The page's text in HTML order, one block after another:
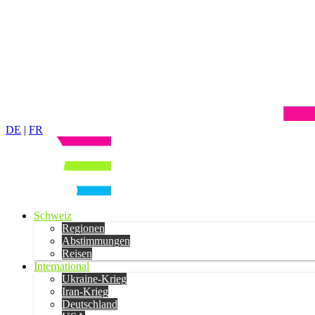
DE | FR
Schweiz
Regionen
Abstimmungen
Reisen
International
Ukraine-Krieg
Iran-Krieg
Deutschland